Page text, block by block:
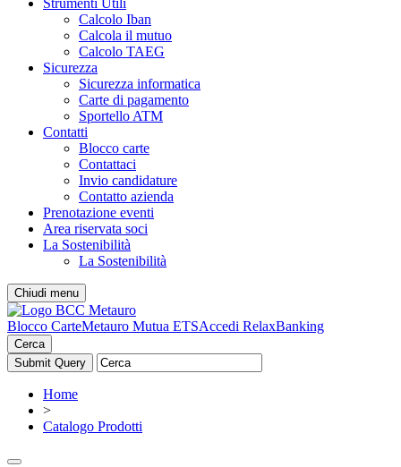
Strumenti Utili
Calcolo Iban
Calcola il mutuo
Calcolo TAEG
Sicurezza
Sicurezza informatica
Carte di pagamento
Sportello ATM
Contatti
Blocco carte
Contattaci
Invio candidature
Contatto azienda
Prenotazione eventi
Area riservata soci
La Sostenibilità
La Sostenibilità
Chiudi menu
Blocco CarteMetauro Mutua ETSAccedi RelaxBanking
Cerca
Home
>
Catalogo Prodotti